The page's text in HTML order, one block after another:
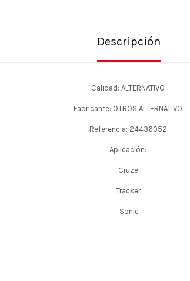
Descripción
Calidad: ALTERNATIVO
Fabricante: OTROS ALTERNATIVO
Referencia: 24436052
Aplicación:
Cruze
Tracker
Sonic